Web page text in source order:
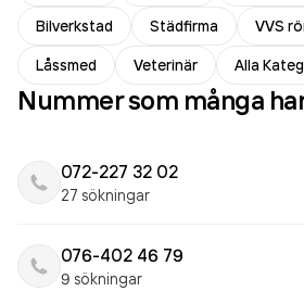
Bilverkstad
Städfirma
VVS
Låssmed
Veterinär Alla
Nummer som många
072-227 32 02
27 sökningar
076-402 46 79
9 sökningar